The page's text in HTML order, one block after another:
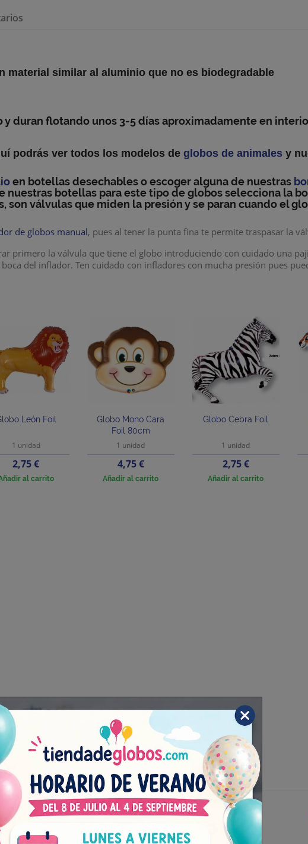
material similar al aluminio que no es biodegradable
duran flotando unos 3-5 días aproximadamente en
podrás ver todos los modelos deglobos de animales y
en botellas desechables o escoger alguna de nuestras
nuestras botellas para este tipo de globos selecciona la
son válvulas que miden la presión y se paran cuando el
de globos manual, pues al tener la punta fina te permite traspasar la
primero la válvula que tiene el globo introduciendo con cuidado una
del inflador. Ten cuidado con infladores con mucha presión pues
León Foil
1 unidad
Precio
2,75 €
al carrito
Globo Mono Cara
Foil 80cm
1 unidad
Precio
4,75 €
Añadir al carrito
Globo Cebra Foil
1 unidad
Precio
2,75 €
Añadir al carrito